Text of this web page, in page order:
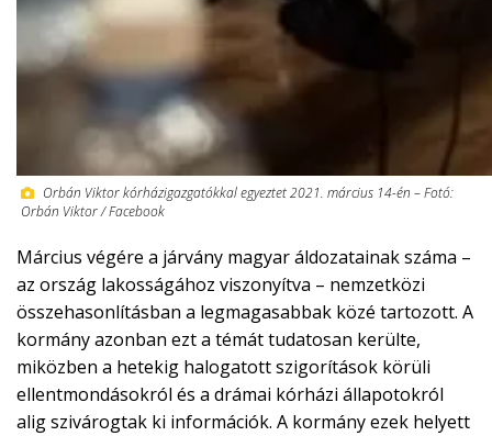
Orbán Viktor kórházigazgatókkal egyeztet 2021. március 14-én – Fotó:
Orbán Viktor / Facebook
Március végére a járvány magyar áldozatainak száma –
az ország lakosságához viszonyítva – nemzetközi
összehasonlításban a legmagasabbak közé tartozott. A
kormány azonban ezt a témát tudatosan kerülte,
miközben a hetekig halogatott szigorítások körüli
ellentmondásokról és a drámai kórházi állapotokról
alig szivárogtak ki információk. A kormány ezek helyett